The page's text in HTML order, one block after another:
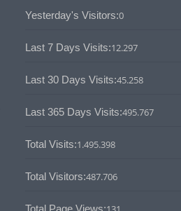
Yesterday's Visitors:0
Last 7 Days Visits:12.297
Last 30 Days Visits:45.258
Last 365 Days Visits:495.767
Total Visits:1.495.398
Total Visitors:487.706
Total Page Views: